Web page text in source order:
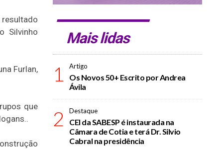
Silvinho
Furlan,
que
Mais lidas
1 Artigo
Os Novos 50+ Escrito por Andrea
Ávila
2 Destaque
CEI da SABESP é instaurada na
Câmara de Cotia e terá Dr. Silvio
Cabral na presidência